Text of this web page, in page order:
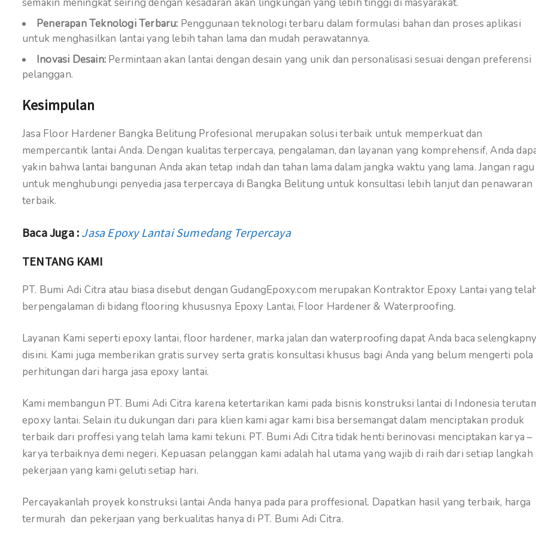
Penerapan Teknologi Terbaru: Penggunaan teknologi terbaru dalam formulasi bahan dan proses aplikasi
untuk menghasilkan lantai yang lebih tahan lama dan mudah perawatannya.
Inovasi Desain: Permintaan akan lantai dengan desain yang unik dan personalisasi sesuai dengan preferensi
pelanggan.
Kesimpulan
Jasa Floor Hardener Bangka Belitung Profesional merupakan solusi terbaik untuk memperkuat dan
mempercantik lantai Anda. Dengan kualitas terpercaya, pengalaman, dan layanan yang komprehensif, Anda
yakin bahwa lantai bangunan Anda akan tetap indah dan tahan lama dalam jangka waktu yang lama. Jangan ragu
untuk menghubungi penyedia jasa terpercaya di Bangka Belitung untuk konsultasi lebih lanjut dan penawaran
terbaik.
Baca Juga : Jasa Epoxy Lantai Sumedang Terpercaya
TENTANG KAMI
PT. Bumi Adi Citra atau biasa disebut dengan GudangEpoxy.com merupakan Kontraktor Epoxy Lantai yang
berpengalaman di bidang flooring khususnya Epoxy Lantai, Floor Hardener & Waterproofing.
Layanan Kami seperti epoxy lantai, floor hardener, marka jalan dan waterproofing dapat Anda baca
disini. Kami juga memberikan gratis survey serta gratis konsultasi khusus bagi Anda yang belum mengerti pola
perhitungan dari harga jasa epoxy lantai.
Kami membangun PT. Bumi Adi Citra karena ketertarikan kami pada bisnis konstruksi lantai di Indonesia
epoxy lantai. Selain itu dukungan dari para klien kami agar kami bisa bersemangat dalam menciptakan produk
terbaik dari proffesi yang telah lama kami tekuni. PT. Bumi Adi Citra tidak henti berinovasi menciptakan karya –
karya terbaiknya demi negeri. Kepuasan pelanggan kami adalah hal utama yang wajib di raih dari setiap langkah
pekerjaan yang kami geluti setiap hari.
Percayakanlah proyek konstruksi lantai Anda hanya pada para proffesional. Dapatkan hasil yang terbaik, harga
termurah dan pekerjaan yang berkualitas hanya di PT. Bumi Adi Citra.